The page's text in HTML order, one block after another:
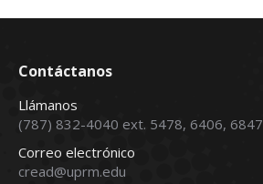
Contáctanos
Llámanos
(787) 832-4040 ext. 5478, 6406, 6847
Correo electrónico
cread@uprm.edu